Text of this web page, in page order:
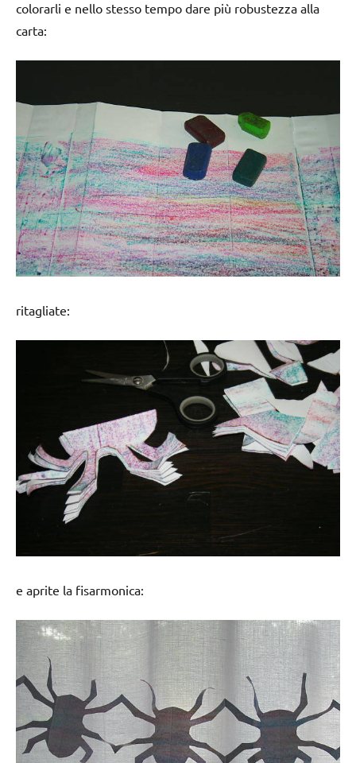
colorarli e nello stesso tempo dare più robustezza alla
carta:
ritagliate:
e aprite la fisarmonica: